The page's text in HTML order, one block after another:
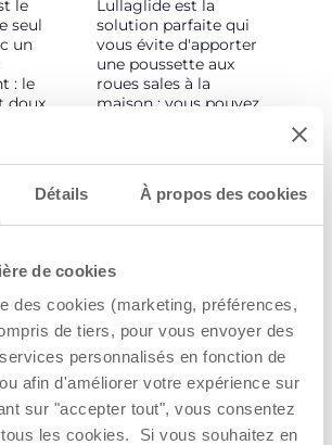
Détails À propos des cookies
de cookies
des cookies (marketing, préférences,
de tiers, pour vous envoyer des
personnalisés en fonction de
afin d'améliorer votre expérience sur
sur "accepter tout", vous consentez
les cookies. Si vous souhaitez en
le
seul
un
: le
doux
seul
du
au
Lullaglide est la
solution parfaite qui
vous évite d'apporter
une poussette aux
roues sales à la
maison : vous pouvez
siège-auto et
l'attacher directement
au support.
innovante garantit
et sans effort, ce qui
vous permet de vous
concentrer
uniquement sur le
bien-être du bébé.